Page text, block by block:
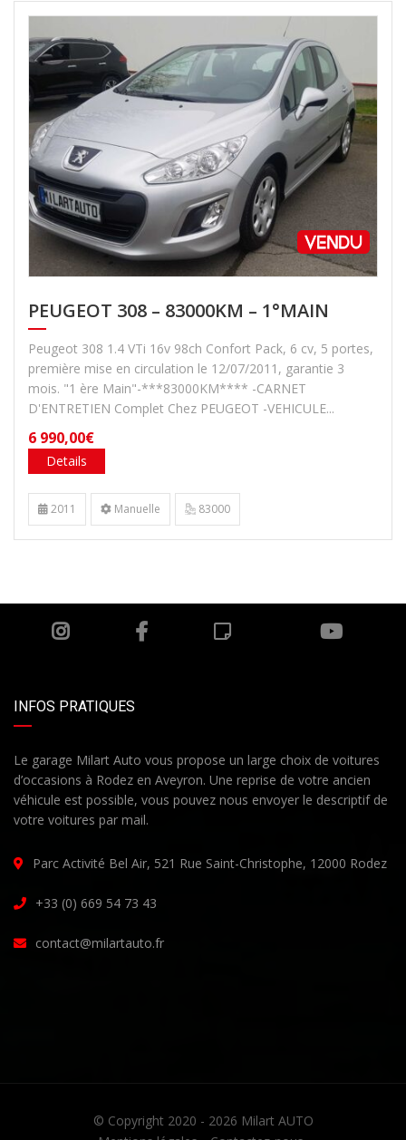
PEUGEOT 308 – 83000KM – 1°MAIN
Peugeot 308 1.4 VTi 16v 98ch Confort Pack, 6 cv, 5 portes,
première mise en circulation le 12/07/2011, garantie 3
mois. "1 ère Main"-***83000KM**** -CARNET
D'ENTRETIEN Complet Chez PEUGEOT -VEHICULE...
6 990,00€
Details
2011 Manuelle 83000
INFOS PRATIQUES
Le garage Milart Auto vous propose un large choix de voitures
d’occasions à Rodez en Aveyron. Une reprise de votre ancien
véhicule est possible, vous pouvez nous envoyer le descriptif de
votre voitures par mail.
Parc Activité Bel Air, 521 Rue Saint-Christophe, 12000 Rodez
+33 (0) 669 54 73 43
contact@milartauto.fr
© Copyright 2020 - 2026 Milart AUTO